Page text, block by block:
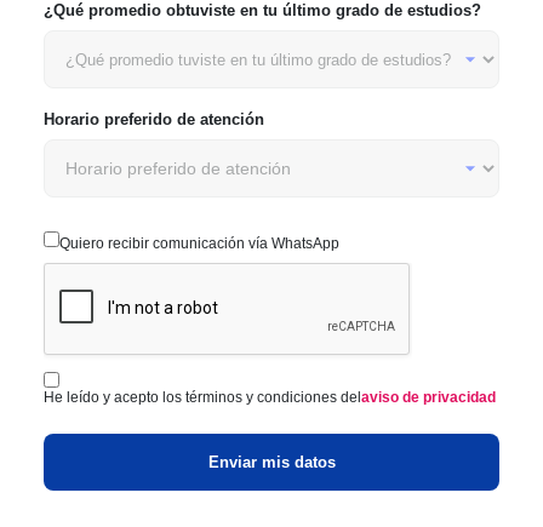
¿Qué promedio obtuviste en tu último grado de estudios?
Horario preferido de atención
Quiero recibir comunicación vía WhatsApp
He leído y acepto los términos y condiciones del aviso de privacidad
Enviar mis datos